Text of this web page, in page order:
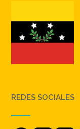
REDES SOCIALES